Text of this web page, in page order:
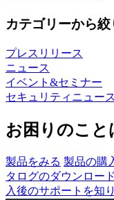
カテゴリーから
プレスリリース
ニュース
イベント&セミナー
セキュリティニュース
お困りのこと
製品をみる 製品の購
タログのダウンロード
入後のサポートを知